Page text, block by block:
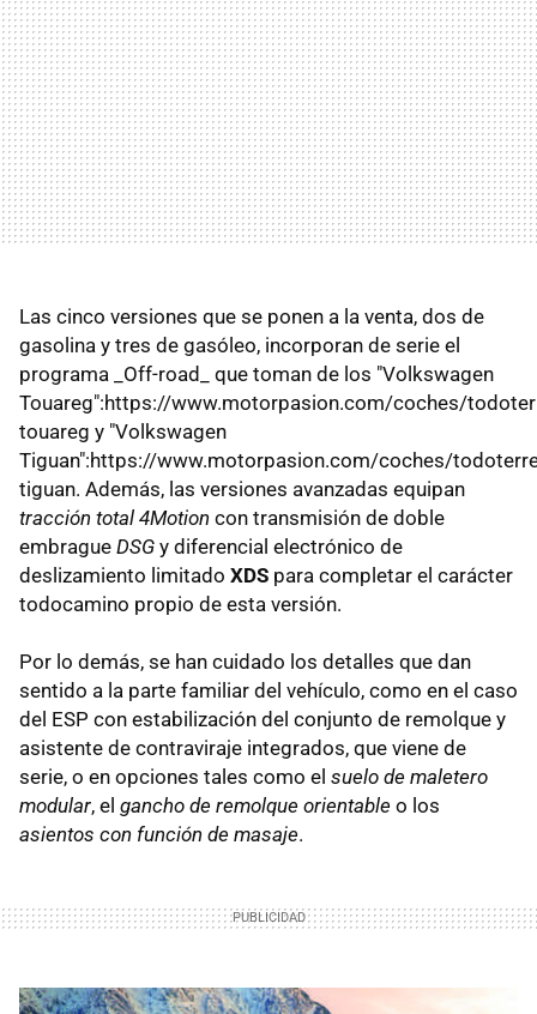
Las cinco versiones que se ponen a la venta, dos de
gasolina y tres de gasóleo, incorporan de serie el
programa _Off-road_ que toman de los "Volkswagen
Touareg":https://www.motorpasion.com/coches/
touareg y "Volkswagen
Tiguan":https://www.motorpasion.com/coches/
tiguan. Además, las versiones avanzadas equipan
tracción total 4Motion con transmisión de doble
embrague DSG y diferencial electrónico de
deslizamiento limitado XDS para completar el carácter
todocamino propio de esta versión.
Por lo demás, se han cuidado los detalles que dan
sentido a la parte familiar del vehículo, como en el caso
del ESP con estabilización del conjunto de remolque y
asistente de contraviraje integrados, que viene de
serie, o en opciones tales como el suelo de maletero
modular, el gancho de remolque orientable o los
asientos con función de masaje.